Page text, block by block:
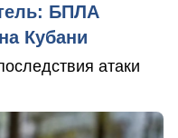
БПЛА
Кубани
атаки